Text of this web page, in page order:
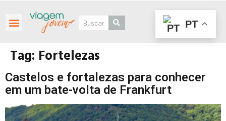
Tag: Fortelezas
Castelos e fortalezas para conhecer
em um bate-volta de Frankfurt
PT